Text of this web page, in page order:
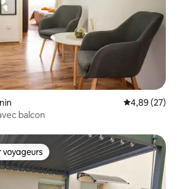
Évaluation
4,89 (27)
balcon
les plus appréciés